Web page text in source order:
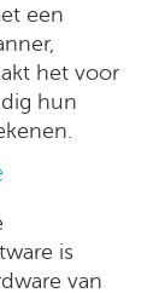
een
het voor
hun
is
van